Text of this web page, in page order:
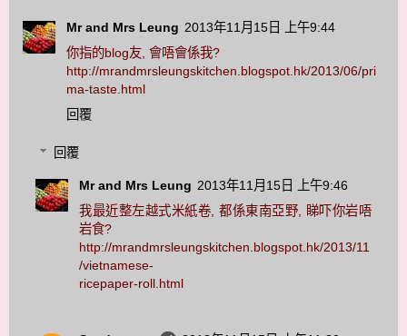
Mr and Mrs Leung 2013年11月15日 上午9:44
你指的blog友, 會唔會係我?
http://mrandmrsleungskitchen.blogspot.hk/2013/06/pri
ma-taste.html
回覆
回覆
Mr and Mrs Leung 2013年11月15日 上午9:46
我最近整左越式米紙卷, 都係東南亞野, 睇吓你岩唔
岩食?
http://mrandmrsleungskitchen.blogspot.hk/2013/11
/vietnamese-
ricepaper-roll.html